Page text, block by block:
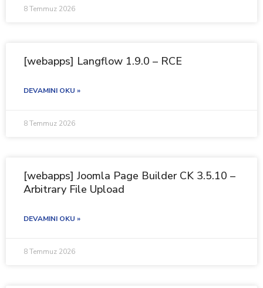
8 Temmuz 2026
[webapps] Langflow 1.9.0 – RCE
DEVAMINI OKU »
8 Temmuz 2026
[webapps] Joomla Page Builder CK 3.5.10 –
Arbitrary File Upload
DEVAMINI OKU »
8 Temmuz 2026